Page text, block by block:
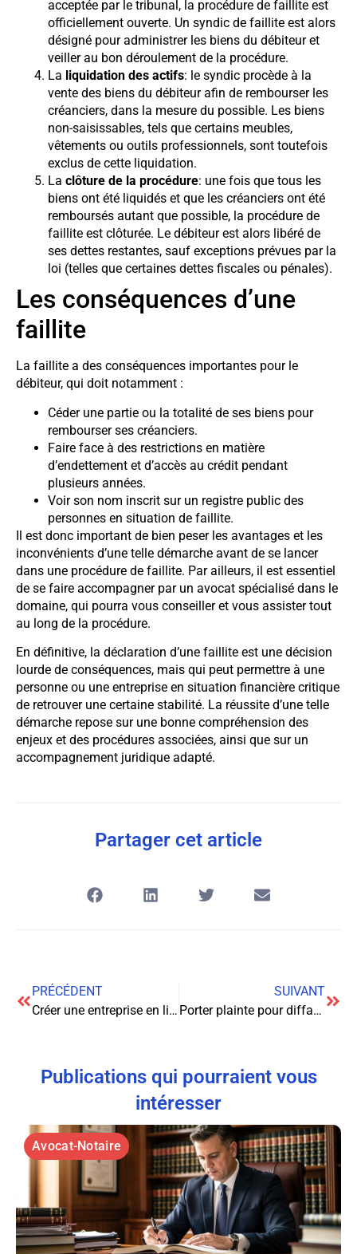
acceptée par le tribunal, la procédure de faillite est
officiellement ouverte. Un syndic de faillite est alors
désigné pour administrer les biens du débiteur et
veiller au bon déroulement de la procédure.
La liquidation des actifs: le syndic procède à la
vente des biens du débiteur afin de rembourser les
créanciers, dans la mesure du possible. Les biens
non-saisissables, tels que certains meubles,
vêtements ou outils professionnels, sont toutefois
exclus de cette liquidation.
La clôture de la procédure: une fois que tous les
biens ont été liquidés et que les créanciers ont été
remboursés autant que possible, la procédure de
faillite est clôturée. Le débiteur est alors libéré de
ses dettes restantes, sauf exceptions prévues par la
loi (telles que certaines dettes fiscales ou pénales).
Les conséquences d’une
faillite
La faillite a des conséquences importantes pour le
débiteur, qui doit notamment :
Céder une partie ou la totalité de ses biens pour
rembourser ses créanciers.
Faire face à des restrictions en matière
d’endettement et d’accès au crédit pendant
plusieurs années.
Voir son nom inscrit sur un registre public des
personnes en situation de faillite.
Il est donc important de bien peser les avantages et les
inconvénients d’une telle démarche avant de se lancer
dans une procédure de faillite. Par ailleurs, il est essentiel
de se faire accompagner par un avocat spécialisé dans le
domaine, qui pourra vous conseiller et vous assister tout
au long de la procédure.
En définitive, la déclaration d’une faillite est une décision
lourde de conséquences, mais qui peut permettre à une
personne ou une entreprise en situation financière critique
de retrouver une certaine stabilité. La réussite d’une telle
démarche repose sur une bonne compréhension des
enjeux et des procédures associées, ainsi que sur un
accompagnement juridique adapté.
Partager cet article
PRÉCÉDENT
Créer une entreprise en ligne : les clés pour réussir
SUIVANT
Porter plainte pour diffamation : comment agir et défendre ses droits ?
Publications qui pourraient vous
intéresser
Avocat-Notaire